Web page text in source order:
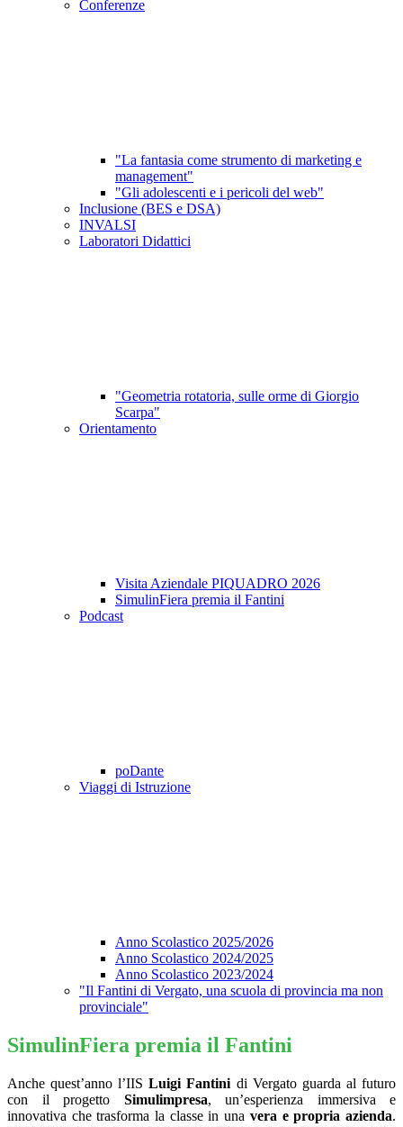
Conferenze
"La fantasia come strumento di marketing e
management"
"Gli adolescenti e i pericoli del web"
Inclusione (BES e DSA)
INVALSI
Laboratori Didattici
"Geometria rotatoria, sulle orme di Giorgio
Scarpa"
Orientamento
Visita Aziendale PIQUADRO 2026
SimulinFiera premia il Fantini
Podcast
poDante
Viaggi di Istruzione
Anno Scolastico 2025/2026
Anno Scolastico 2024/2025
Anno Scolastico 2023/2024
"Il Fantini di Vergato, una scuola di provincia ma non
provinciale"
SimulinFiera premia il Fantini
Anche quest’anno l’IISLuigi Fantini di Vergatoguarda al futuro
con il progetto Simulimpresa, un’esperienza immersiva e
innovativa che trasforma la classe in una vera e propria azienda.